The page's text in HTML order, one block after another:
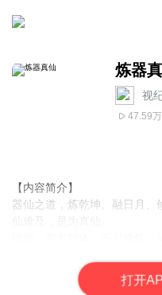
炼器
视
47.59万
【内容简介】
器仙之道，炼乾坤、融日月、
徐游，咒术封体，不可修炼
文字版权方：阅文听书
【作者/主播简介】
打开AP